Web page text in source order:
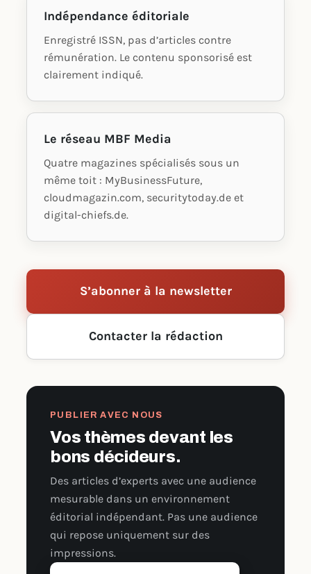
Indépendance éditoriale
Enregistré ISSN, pas d’articles contre
rémunération. Le contenu sponsorisé est
clairement indiqué.
Le réseau MBF Media
Quatre magazines spécialisés sous un
même toit : MyBusinessFuture,
cloudmagazin.com, securitytoday.de et
digital-chiefs.de.
S’abonner à la newsletter
Contacter la rédaction
PUBLIER AVEC NOUS
Vos thèmes devant les
bons décideurs.
Des articles d’experts avec une audience
mesurable dans un environnement
éditorial indépendant. Pas une audience
qui repose uniquement sur des
impressions.